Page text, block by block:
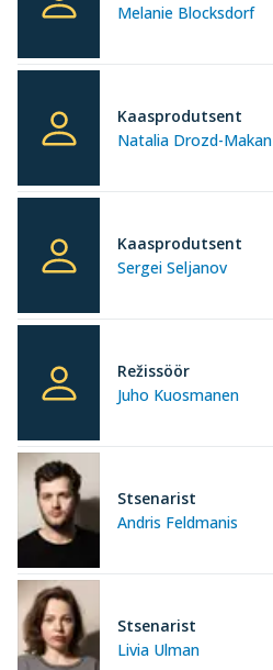
Melanie Blocksdorf
Natalia Drozd-Makan
Kaasprodutsent
Sergei Seljanov
Kaasprodutsent
Juho Kuosmanen
Režissöör
Andris Feldmanis
Stsenarist
Livia Ulman
Stsenarist